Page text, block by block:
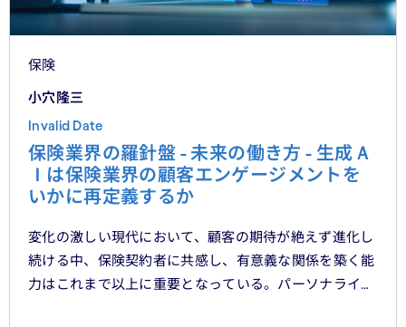
保険
小穴隆三
Invalid Date
保険業界の羅針盤 - 未来の働き方 - 生成Ａ
Ｉは保険業界の顧客エンゲージメントを
いかに再定義するか
変化の激しい現代において、顧客の期待が絶えず進化し
続ける中、保険契約者に共感し、有意義な関係を築く能
力はこれまで以上に重要となっている。パーソナライ